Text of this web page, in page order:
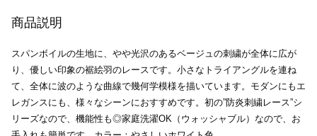
商品説明
スパンボイルの生地に、やや光沢のあるベージュの刺繍が全体に広が
り、優しい印象の裾絵羽のレースです。小さなトライアングルを連ね
て、全体に波のような曲線で幾何学模様を描いています。モダンにもエ
レガンスにも、様々なシーンにおすすめです。初の”防炎刺繍レース”シ
リーズなので、機能性も◎家庭洗濯OK（ウォッシャブル）なので、お